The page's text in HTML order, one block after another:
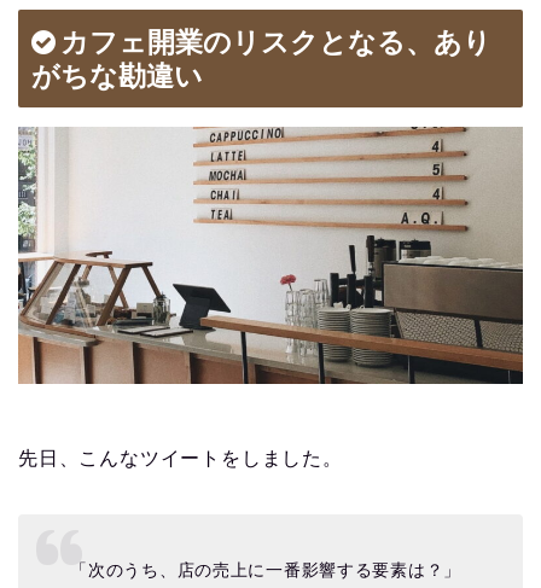
カフェ開業のリスクとなる、あり
がちな勘違い
先日、こんなツイートをしました。
「次のうち、店の売上に一番影響する要素は？」